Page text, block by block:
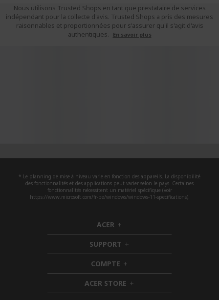
Nous utilisons Trusted Shops en tant que prestataire de services
indépendant pour la collecte d'avis. Trusted Shops a pris des mesures
raisonnables et proportionnées pour s'assurer qu'il s'agit d'avis
authentiques.
En savoir plus
* Le planning de mise à niveau varie en fonction des appareils. La disponibilité
des fonctionnalités et des applications peut varier selon le pays. Certaines
fonctionnalités nécessitent un matériel spécifique (voir
https://www.microsoft.com/fr-be/windows/windows-11-specifications).
ACER h
i
d
d
e
n
SUPPORT h
i
d
d
e
n
COMPTE h
i
d
d
ACER STORE h
i